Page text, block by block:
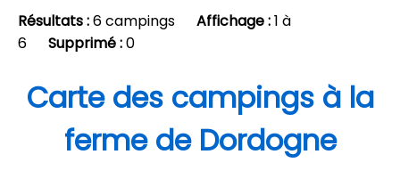
Résultats :6 campings Affichage :1 à
6 Supprimé :0
Carte des campings à la
ferme de Dordogne